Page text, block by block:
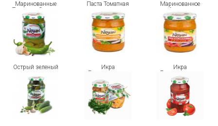
Маринованные
Томаты и Огурцы
Паста Томатная
Маринованное
Ассорти
Острый зеленый
Икра
Баклажановая
«по-домашнему»
Икра
Баклажановая
ОСТРАЯ